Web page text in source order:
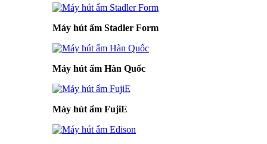
Máy hút ẩm Stadler Form
Máy hút ẩm Hàn Quốc
Máy hút ẩm FujiE